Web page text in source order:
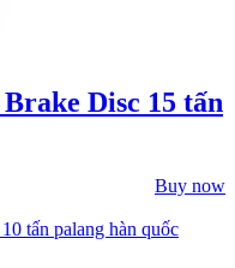
Disc 15 tấn
Buy now